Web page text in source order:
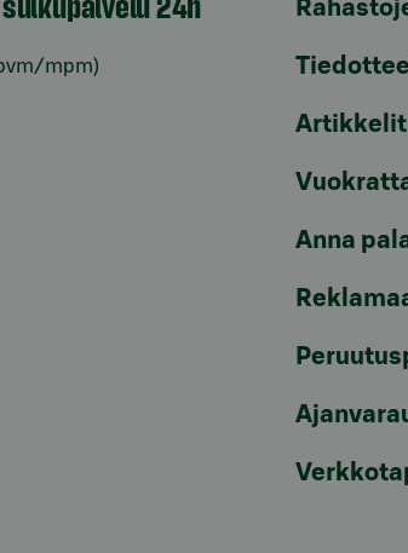
mpm)
Artikkelit
Anna